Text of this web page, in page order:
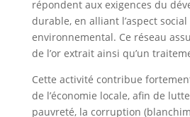
répondent aux exigences du
durable, en alliant l’aspect social
environnemental. Ce réseau
de l’or extrait ainsi qu’un
Cette activité contribue
de l’économie locale, afin de
pauvreté, la corruption